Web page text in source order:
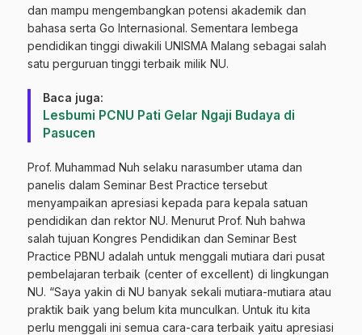
dan mampu mengembangkan potensi akademik dan
bahasa serta Go Internasional. Sementara lembega
pendidikan tinggi diwakili UNISMA Malang sebagai salah
satu perguruan tinggi terbaik milik NU.
Baca juga:
Lesbumi PCNU Pati Gelar Ngaji Budaya di
Pasucen
Prof. Muhammad Nuh selaku narasumber utama dan
panelis dalam Seminar Best Practice tersebut
menyampaikan apresiasi kepada para kepala satuan
pendidikan dan rektor NU. Menurut Prof. Nuh bahwa
salah tujuan Kongres Pendidikan dan Seminar Best
Practice PBNU adalah untuk menggali mutiara dari pusat
pembelajaran terbaik (center of excellent) di lingkungan
NU. “Saya yakin di NU banyak sekali mutiara-mutiara atau
praktik baik yang belum kita munculkan. Untuk itu kita
perlu menggali ini semua cara-cara terbaik yaitu apresiasi